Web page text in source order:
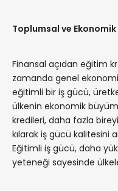
Toplumsal ve
Finansal açıdan eğitim
zamanda genel
eğitimli bir iş gücü,
ülkenin ekonomik
kredileri, daha fazla
kılarak iş gücü kalitesini
Eğitimli iş gücü, daha
yeteneği sayesinde